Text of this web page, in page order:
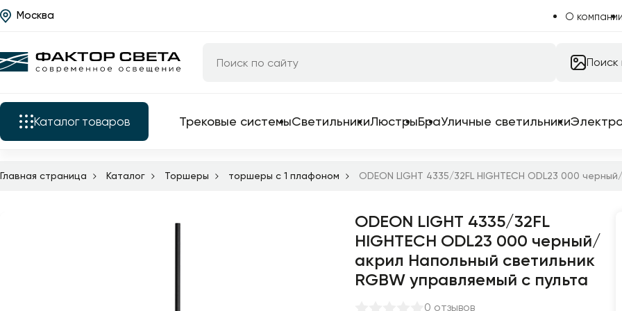
Москва О компании
Поиск
Каталог товаров
Все трековые системы
комплектующие для трековых систем
Трековые системыСветильникиЛюстрыБраУличные светильники
Главная страница Каталог Торшеры торшеры с 1 плафоном ODEON LIGHT 4335/32FL HIGHTECH ODL23 000
ODEON LIGHT 4335/32FL
HIGHTECH ODL23 000 черный/
акрил Напольный светильник
RGBW управляемый с пульта
0 отзывов
Назад
Каталог